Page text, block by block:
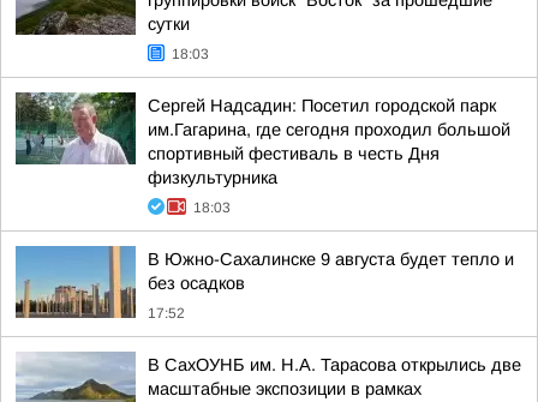
сутки
18:03
Сергей Надсадин: Посетил городской парк
им.Гагарина, где сегодня проходил большой
спортивный фестиваль в честь Дня
физкультурника
18:03
В Южно-Сахалинске 9 августа будет тепло и
без осадков
17:52
В СахОУНБ им. Н.А. Тарасова открылись две
масштабные экспозиции в рамках